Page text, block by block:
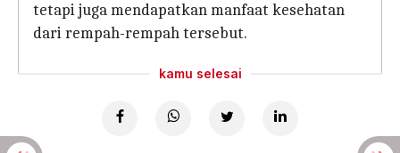
tetapi juga mendapatkan manfaat kesehatan
dari rempah-rempah tersebut.
kamu selesai